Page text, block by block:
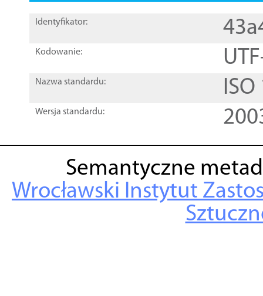
Identyfikator:
Kodowanie:
Nazwa standardu:
Wersja standardu:
Semantyczne
Wrocławski Instytut